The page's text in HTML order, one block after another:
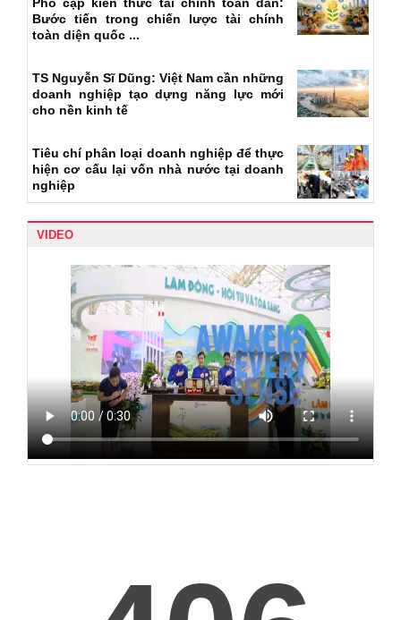
Bước tiến trong chiến lược tài chính
toàn diện quốc ...
TS Nguyễn Sĩ Dũng: Việt Nam cần những
doanh nghiệp tạo dựng năng lực mới
cho nền kinh tế
Tiêu chí phân loại doanh nghiệp để thực
hiện cơ cấu lại vốn nhà nước tại doanh
nghiệp
VIDEO